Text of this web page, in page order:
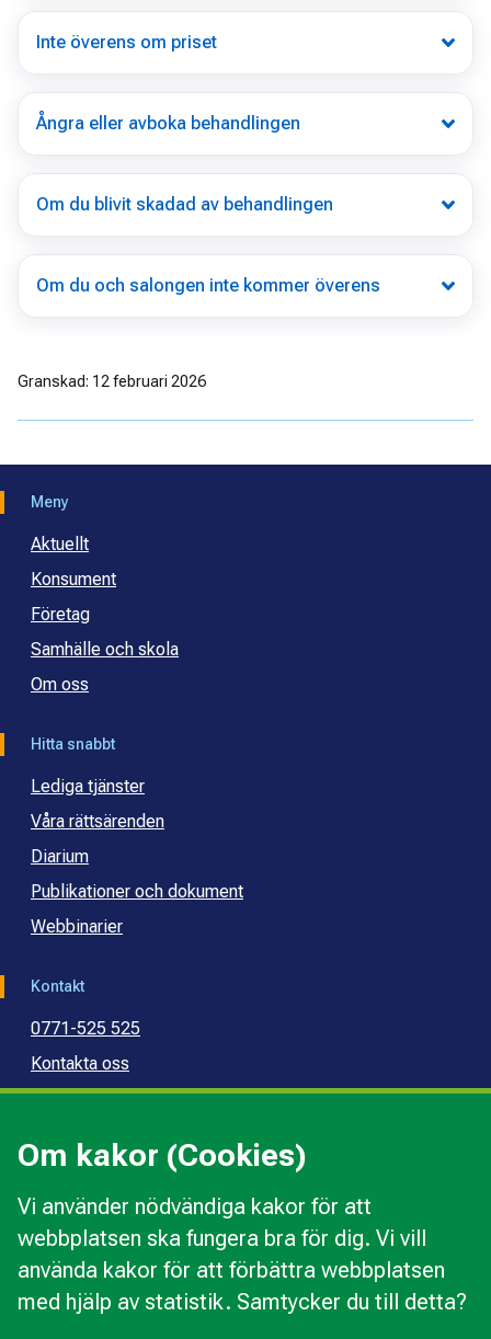
Om kakor (Cookies)
Vi använder nödvändiga kakor för att
webbplatsen ska fungera bra för dig. Vi vill
använda kakor för att förbättra webbplatsen
med hjälp av statistik. Samtycker du till detta?
Inte överens om priset
Ångra eller avboka behandlingen
Om du blivit skadad av behandlingen
Om du och salongen inte kommer överens
Granskad: 12 februari 2026
Meny
Aktuellt
Konsument
Företag
Samhälle och skola
Om oss
Hitta snabbt
Lediga tjänster
Våra rättsärenden
Diarium
Publikationer och dokument
Webbinarier
Kontakt
0771-525 525
Kontakta oss
Press
Kommunal budget- och skuldrådgivning
Om webbplatsen